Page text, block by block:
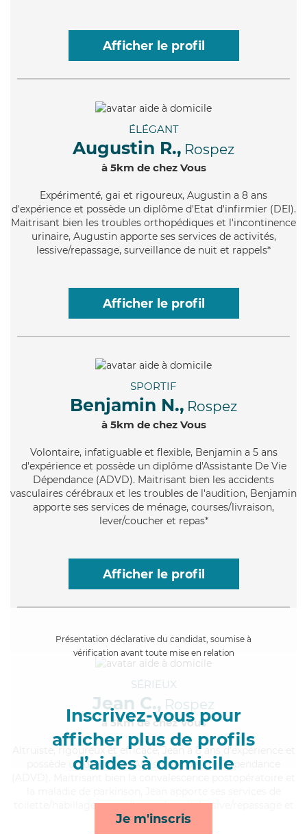
Afficher le profil
ÉLÉGANT
Augustin R., Rospez
à 5km de chez Vous
Expérimenté, gai et rigoureux, Augustin a 8 ans
d'expérience et possède un diplôme d'Etat d'infirmier (DEI).
Maitrisant bien les troubles orthopédiques et l'incontinence
urinaire, Augustin apporte ses services de activités,
lessive/repassage, surveillance de nuit et rappels*
Afficher le profil
SPORTIF
Benjamin N., Rospez
à 5km de chez Vous
Volontaire, infatiguable et flexible, Benjamin a 5 ans
d'expérience et possède un diplôme d'Assistante De Vie
Dépendance (ADVD). Maitrisant bien les accidents
vasculaires cérébraux et les troubles de l'audition, Benjamin
apporte ses services de ménage, courses/livraison,
lever/coucher et repas*
Afficher le profil
Présentation déclarative du candidat, soumise à
vérification avant toute mise en relation
Inscrivez-vous pour
afficher plus de profils
d’aides à domicile
Je m'inscris
SÉRIEUX
Jean C., Rospez
à 5km de chez Vous
, rigoureux et efficace, Jean a 8 ans d'expérience et
possède un diplôme d'Assistante De Vie Dépendance
toilette/habillage, surveillance de nuit, lessive/repassage et
lever/coucher*